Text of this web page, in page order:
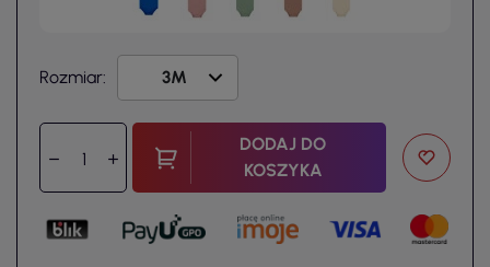
Rozmiar:
DODAJ DO
KOSZYKA